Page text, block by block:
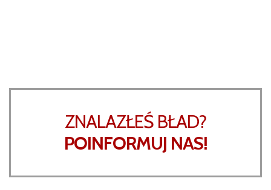
ZNALAZŁEŚ BŁAD?
POINFORMUJ NAS!